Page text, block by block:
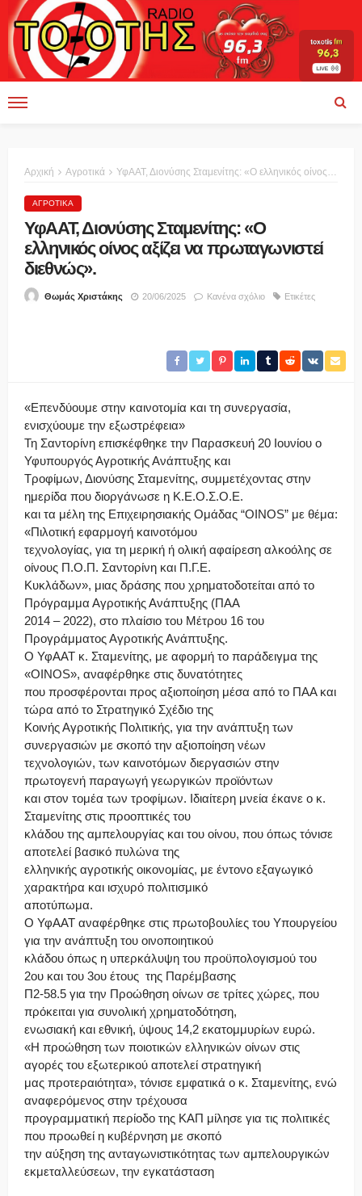
Αρχική Αγροτικά ΥφΑΑΤ, Διονύσης Σταμενίτης: «Ο ελληνικός οίνος αξίζει να πρωταγωνιστεί διεθνώς».
ΑΓΡΟΤΙΚΆ
ΥφΑΑΤ, Διονύσης Σταμενίτης: «Ο
ελληνικός οίνος αξίζει να πρωταγωνιστεί
διεθνώς».
Θωμάς Χριστάκης 20/06/2025 Κανένα σχόλιο Ετικέτες
«Επενδύουμε στην καινοτομία και τη συνεργασία,
ενισχύουμε την εξωστρέφεια»
Τη Σαντορίνη επισκέφθηκε την Παρασκευή 20 Ιουνίου ο
Υφυπουργός Αγροτικής Ανάπτυξης και
Τροφίμων, Διονύσης Σταμενίτης, συμμετέχοντας στην
ημερίδα που διοργάνωσε η Κ.Ε.Ο.Σ.Ο.Ε.
και τα μέλη της Επιχειρησιακής Ομάδας “OINOS” με θέμα:
«Πιλοτική εφαρμογή καινοτόμου
τεχνολογίας, για τη μερική ή ολική αφαίρεση αλκοόλης σε
οίνους Π.Ο.Π. Σαντορίνη και Π.Γ.Ε.
Κυκλάδων», μιας δράσης που χρηματοδοτείται από το
Πρόγραμμα Αγροτικής Ανάπτυξης (ΠΑΑ
2014 – 2022), στο πλαίσιο του Μέτρου 16 του
Προγράμματος Αγροτικής Ανάπτυξης.
Ο ΥφΑΑΤ κ. Σταμενίτης, με αφορμή το παράδειγμα της
«OINOS», αναφέρθηκε στις δυνατότητες
που προσφέρονται προς αξιοποίηση μέσα από το ΠΑΑ και
τώρα από το Στρατηγικό Σχέδιο της
Κοινής Αγροτικής Πολιτικής, για την ανάπτυξη των
συνεργασιών με σκοπό την αξιοποίηση νέων
τεχνολογιών, των καινοτόμων διεργασιών στην
πρωτογενή παραγωγή γεωργικών προϊόντων
και στον τομέα των τροφίμων. Ιδιαίτερη μνεία έκανε ο κ.
Σταμενίτης στις προοπτικές του
κλάδου της αμπελουργίας και του οίνου, που όπως τόνισε
αποτελεί βασικό πυλώνα της
ελληνικής αγροτικής οικονομίας, με έντονο εξαγωγικό
χαρακτήρα και ισχυρό πολιτισμικό
αποτύπωμα.
Ο ΥφΑΑΤ αναφέρθηκε στις πρωτοβουλίες του Υπουργείου
για την ανάπτυξη του οινοποιητικού
κλάδου όπως η υπερκάλυψη του προϋπολογισμού του
2ου και του 3ου έτους της Παρέμβασης
Π2-58.5 για την Προώθηση οίνων σε τρίτες χώρες, που
πρόκειται για συνολική χρηματοδότηση,
ενωσιακή και εθνική, ύψους 14,2 εκατομμυρίων ευρώ.
«Η προώθηση των ποιοτικών ελληνικών οίνων στις
αγορές του εξωτερικού αποτελεί στρατηγική
μας προτεραιότητα», τόνισε εμφατικά ο κ. Σταμενίτης, ενώ
αναφερόμενος στην τρέχουσα
προγραμματική περίοδο της ΚΑΠ μίλησε για τις πολιτικές
που προωθεί η κυβέρνηση με σκοπό
την αύξηση της ανταγωνιστικότητας των αμπελουργικών
εκμεταλλεύσεων, την εγκατάσταση